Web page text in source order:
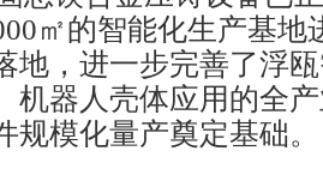
㎡的智能化生产基地
地，进一步完善了浮
机器人壳体应用的全
规模化量产奠定基础。